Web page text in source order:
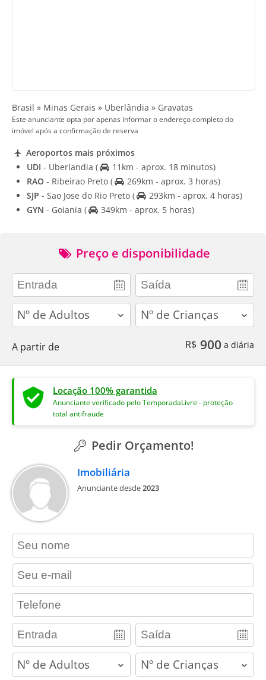
Brasil » Minas Gerais » Uberlândia » Gravatas
Este anunciante opta por apenas informar o endereço completo do
imóvel após a confirmação de reserva
Aeroportos mais próximos
UDI - Uberlandia (
11km - aprox. 18 minutos)
RAO - Ribeirao Preto (
269km - aprox. 3 horas)
SJP - Sao Jose do Rio Preto (
293km - aprox. 4 horas)
GYN - Goiania ( 349km - aprox. 5 horas)
Preço e disponibilidade
adults children
A partir de R$ 900 a diária
Locação 100% garantida
Anunciante verificado pelo TemporadaLivre - proteção
total antifraude
Pedir Orçamento!
Imobiliária
Anunciante desde2023
contact_name
contact_email
contact_phone
adults children